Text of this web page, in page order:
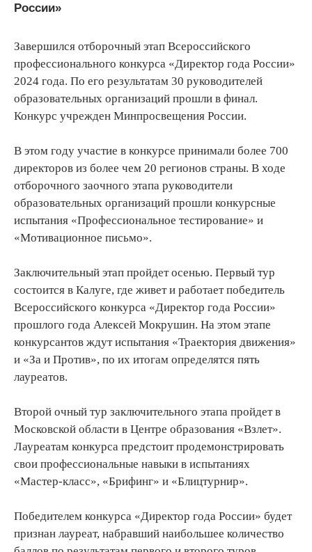
России»
Завершился отборочный этап Всероссийского
профессионального конкурса «Директор года России»
2024 года. По его результатам 30 руководителей
образовательных организаций прошли в финал.
Конкурс учрежден Минпросвещения России.
В этом году участие в конкурсе принимали более 700
директоров из более чем 20 регионов страны. В ходе
отборочного заочного этапа руководители
образовательных организаций прошли конкурсные
испытания «Профессиональное тестирование» и
«Мотивационное письмо».
Заключительный этап пройдет осенью. Первый тур
состоится в Калуге, где живет и работает победитель
Всероссийского конкурса «Директор года России»
прошлого года Алексей Мокрушин. На этом этапе
конкурсантов ждут испытания «Траектория движения»
и «За и Против», по их итогам определятся пять
лауреатов.
Второй очный тур заключительного этапа пройдет в
Московской области в Центре образования «Взлет».
Лауреатам конкурса предстоит продемонстрировать
свои профессиональные навыки в испытаниях
«Мастер-класс», «Брифинг» и «Блицтурнир».
Победителем конкурса «Директор года России» будет
признан лауреат, набравший наибольшее количество